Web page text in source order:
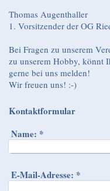
Thomas Augenthaller
1. Vorsitzender der OG
Bei Fragen zu unserem
zu unserem Hobby, könnt
gerne bei uns melden!
Wir freuen uns! :-)
Kontaktformular
Name: *
E-Mail-Adresse: *